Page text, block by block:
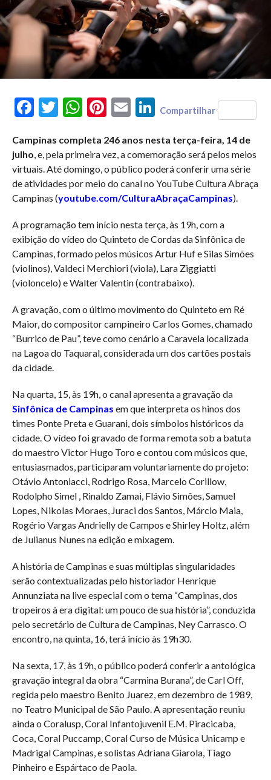
FacebookTwitterWhatsAppPinterest
Email LinkedIn
Compartilhar
Campinas completa 246 anos nesta terça-feira, 14 de
julho, e, pela primeira vez, a comemoração será pelos meios
virtuais. Até domingo, o público poderá conferir uma série
de atividades por meio do canal no YouTube Cultura Abraça
Campinas (youtube.com/CulturaAbraçaCampinas).
A programação tem início nesta terça, às 19h, com a
exibição do vídeo do Quinteto de Cordas da Sinfônica de
Campinas, formado pelos músicos Artur Huf e Silas Simões
(violinos), Valdeci Merchiori (viola), Lara Ziggiatti
(violoncelo) e Walter Valentin (contrabaixo).
A gravação, com o último movimento do Quinteto em Ré
Maior, do compositor campineiro Carlos Gomes, chamado
“Burrico de Pau”, teve como cenário a Caravela localizada
na Lagoa do Taquaral, considerada um dos cartões postais
da cidade.
Na quarta, 15, às 19h, o canal apresenta a gravação da
Sinfônica de Campinas em que interpreta os hinos dos
times Ponte Preta e Guarani, dois símbolos históricos da
cidade. O vídeo foi gravado de forma remota sob a batuta
do maestro Victor Hugo Toro e contou com músicos que,
entusiasmados, participaram voluntariamente do projeto:
Otávio Antoniacci, Rodrigo Rosa, Marcelo Corillow,
Rodolpho Simel , Rinaldo Zamai, Flávio Simões, Samuel
Lopes, Nikolas Moraes, Juraci dos Santos, Márcio Maia,
Rogério Vargas Andrielly de Campos e Shirley Holtz, além
de Julianus Nunes na edição e mixagem.
A história de Campinas e suas múltiplas singularidades
serão contextualizadas pelo historiador Henrique
Annunziata na live especial com o tema “Campinas, dos
tropeiros à era digital: um pouco de sua história”, conduzida
pelo secretário de Cultura de Campinas, Ney Carrasco. O
encontro, na quinta, 16, terá início às 19h30.
Na sexta, 17, às 19h, o público poderá conferir a antológica
gravação integral da obra “Carmina Burana”, de Carl Off,
regida pelo maestro Benito Juarez, em dezembro de 1989,
no Teatro Municipal de São Paulo. A apresentação reuniu
ainda o Coralusp, Coral Infantojuvenil E.M. Piracicaba,
Coca, Coral Puccamp, Coral Curso de Música Unicamp e
Madrigal Campinas, e solistas Adriana Giarola, Tiago
Pinheiro e Espártaco de Paola.